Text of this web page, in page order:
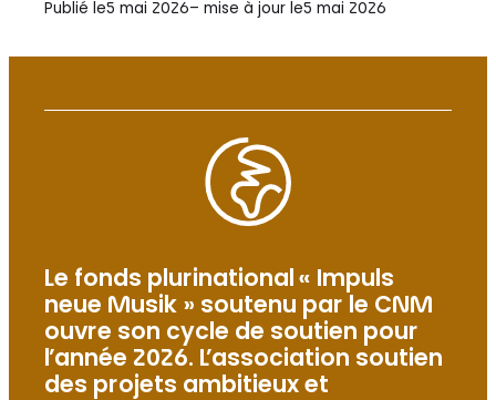
Publié le5 mai 2026– mise à jour le5 mai 2026
Le fonds plurinational « Impuls
neue Musik » soutenu par le CNM
ouvre son cycle de soutien pour
l’année 2026. L’association soutien
des projets ambitieux et